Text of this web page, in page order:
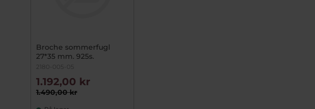
Broche sommerfugl
27*35 mm. 925s.
2180-005-05
1.490,00 kr
1.192,00 kr